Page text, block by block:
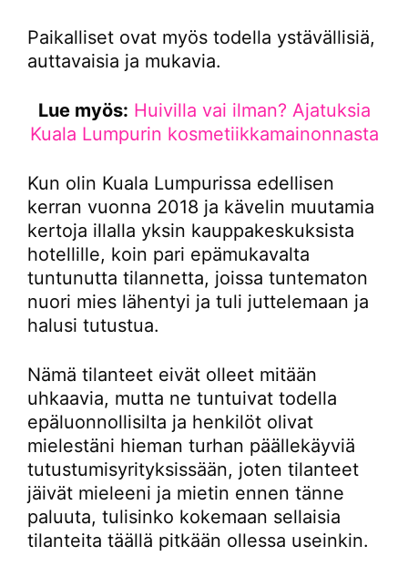
Paikalliset ovat myös todella ystävällisiä,
auttavaisia ja mukavia.
Lue myös: Huivilla vai ilman? Ajatuksia
Kuala Lumpurin kosmetiikkamainonnasta
Kun olin Kuala Lumpurissa edellisen
kerran vuonna 2018 ja kävelin muutamia
kertoja illalla yksin kauppakeskuksista
hotellille, koin pari epämukavalta
tuntunutta tilannetta, joissa tuntematon
nuori mies lähentyi ja tuli juttelemaan ja
halusi tutustua.
Nämä tilanteet eivät olleet mitään
uhkaavia, mutta ne tuntuivat todella
epäluonnollisilta ja henkilöt olivat
mielestäni hieman turhan päällekäyviä
tutustumisyrityksissään, joten tilanteet
jäivät mieleeni ja mietin ennen tänne
paluuta, tulisinko kokemaan sellaisia
tilanteita täällä pitkään ollessa useinkin.